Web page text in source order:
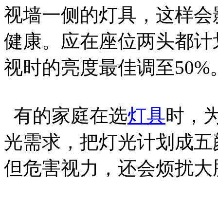
视墙一侧的灯具，这样
健康。应在座位两头都
视时的亮度最佳调至50%
有的家庭在选灯具时，
光需求，把灯光计划成
但危害视力，还会烦扰